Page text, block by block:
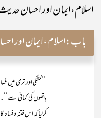
اسلام،ایمان اور احسان
باب:اسلام،ایمان اور احسان حدیث
’’خشکی اور تری میں
ہاتھوں کی کمائی
کرلیا کہ اِس فتنہ و